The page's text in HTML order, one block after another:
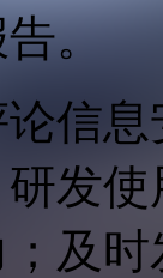
。
论信
发
及